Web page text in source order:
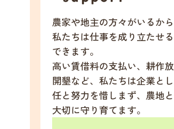
農家や地主の方々がいるから
私たちは仕事を成り立たせ
できます。
高い賃借料の支払い、耕作
開墾など、私たちは企業と
任と努力を惜しまず、農地
大切に守り育てます。